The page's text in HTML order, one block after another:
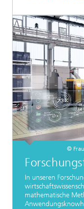
©
In unseren
mathematische